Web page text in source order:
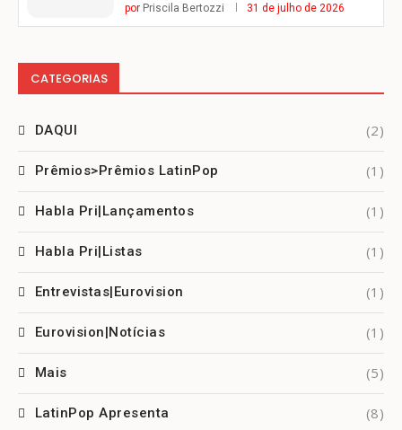
por Priscila Bertozzi 31 de julho de 2026
CATEGORIAS
DAQUI (2)
Prêmios>Prêmios LatinPop (1)
Habla Pri|Lançamentos (1)
Habla Pri|Listas (1)
Entrevistas|Eurovision (1)
Eurovision|Notícias (1)
Mais (5)
LatinPop Apresenta (8)